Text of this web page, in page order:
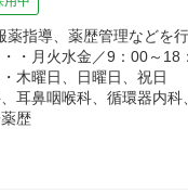
薬指導、薬歴管理などを
・月火水金／9：00～
木曜日、日曜日、祝日
耳鼻咽喉科、循環器内科
歴